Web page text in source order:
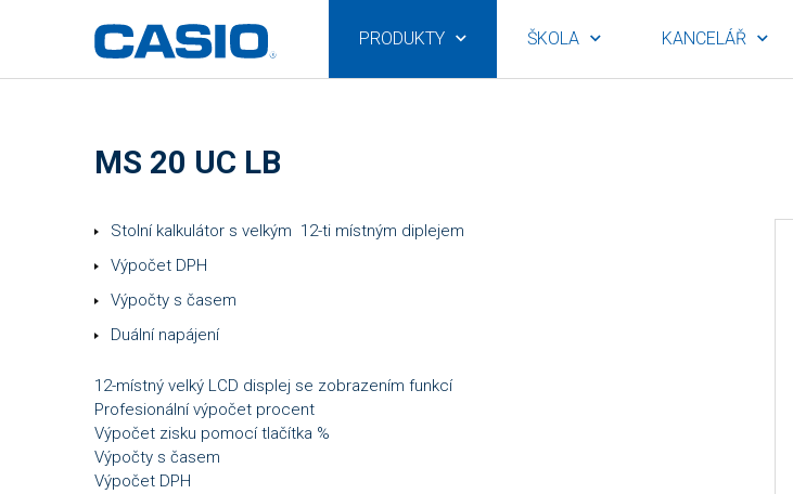
PRODUKTY ŠKOLA KANCELÁŘ
MS 20 UC LB
Stolní kalkulátor s velkým 12-ti místným diplejem
Výpočet DPH
Výpočty s časem
Duální napájení
12-místný velký LCD displej se zobrazením funkcí
Profesionální výpočet procent
Výpočet zisku pomocí tlačítka %
Výpočty s časem
Výpočet DPH